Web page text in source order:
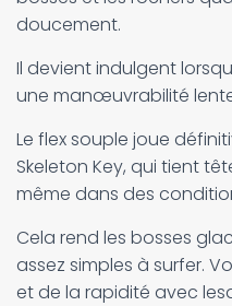
doucement.
Il devient indulgent
une manœuvrabilité
Le flex souple joue
Skeleton Key, qui tient
même dans des
Cela rend les bosses
assez simples à surfer.
et de la rapidité avec